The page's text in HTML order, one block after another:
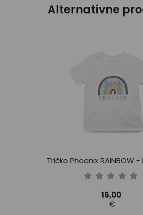
Alternatívne
Tričko Phoenix RAINBOW
16,00
€